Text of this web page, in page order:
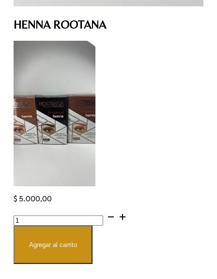
HENNA ROOTANA
$ 5.000,00
HENNA
ROOTANA
cantidad
Agregar al carrito